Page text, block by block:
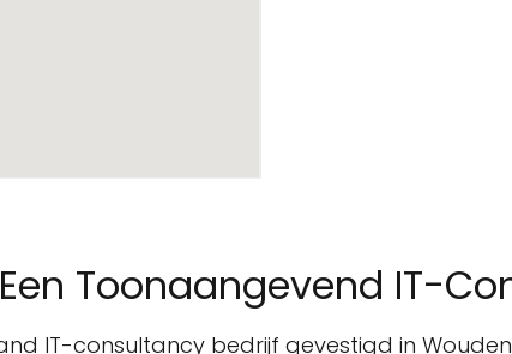
Toonaangevend IT-
IT-consultancy bedrijf gevestigd in